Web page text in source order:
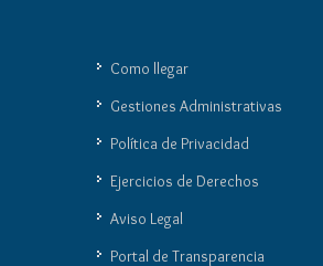
Como llegar
Gestiones Administrativas
Política de Privacidad
Ejercicios de Derechos
Aviso Legal
Portal de Transparencia